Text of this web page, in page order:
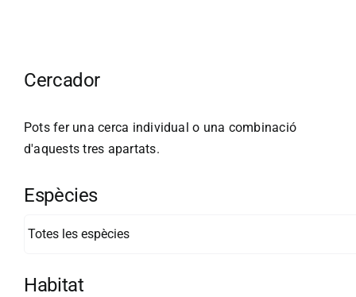
Cercador
Pots fer una cerca individual o una combinació
d'aquests tres apartats.
Espècies
Habitat